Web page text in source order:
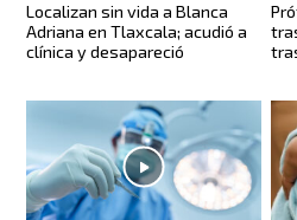
Localizan sin vida a Blanca
Adriana en Tlaxcala; acudió a
clínica y desapareció